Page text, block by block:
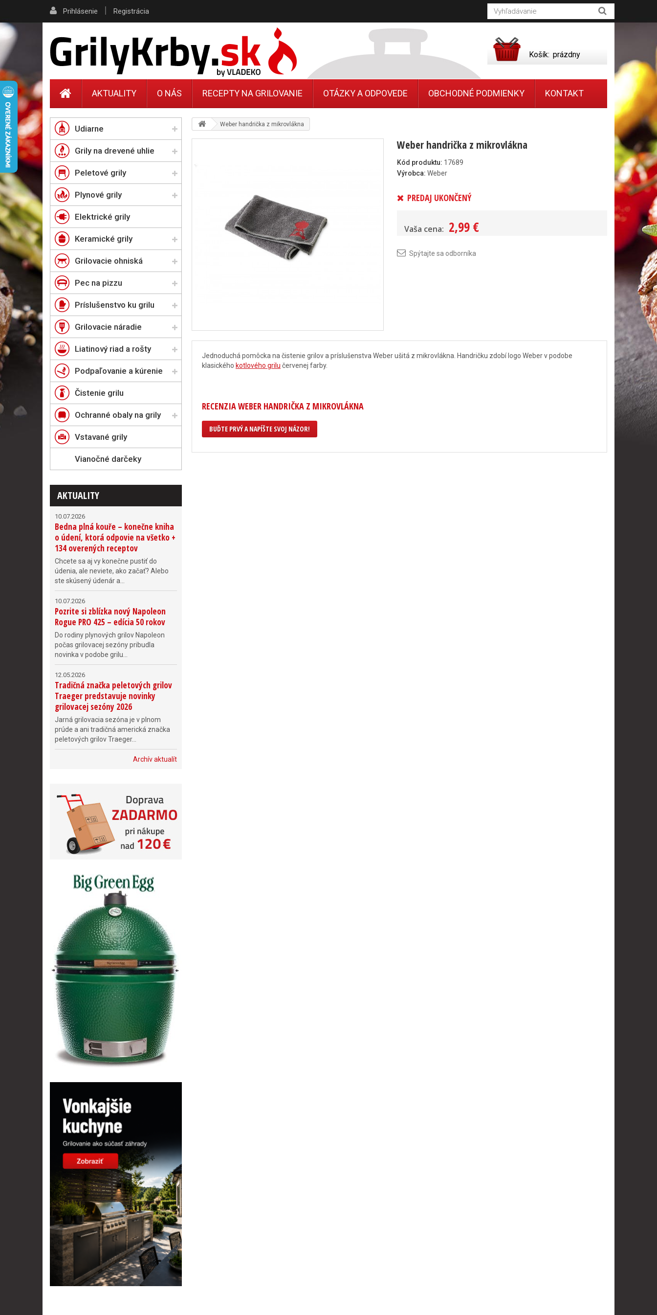
Weber handrička z mikrovlákna
Weber handrička z mikrovlákna
Kód produktu: 17689
Výrobca: Weber
PREDAJ UKONČENÝ
Vaša cena: 2,99 €
Spýtajte sa odborníka
Jednoduchá pomôcka na čistenie grilov a príslušenstva Weber ušitá z mikrovlákna. Handričku zdobí logo Weber v podobe
klasického kotlového grilu červenej farby.
RECENZIA WEBER HANDRIČKA Z MIKROVLÁKNA
BUĎTE PRVÝ A NAPÍŠTE SVOJ NÁZOR!
Udiarne
Grily na drevené uhlie
Peletové grily
Plynové grily
Elektrické grily
Keramické grily
Grilovacie ohniská
Pec na pizzu
Príslušenstvo ku grilu
Grilovacie náradie
Liatinový riad a rošty
Podpaľovanie a kúrenie
Čistenie grilu
Ochranné obaly na grily
Vstavané grily
Vianočné darčeky
AKTUALITY
10.07.2026
Bedna plná kouře – konečne kniha
o údení, ktorá odpovie na všetko +
134 overených receptov
Chcete sa aj vy konečne pustiť do
údenia, ale neviete, ako začať? Alebo
ste skúsený údenár a...
10.07.2026
Pozrite si zblízka nový Napoleon
Rogue PRO 425 – edícia 50 rokov
Do rodiny plynových grilov Napoleon
počas grilovacej sezóny pribudla
novinka v podobe grilu...
12.05.2026
Tradičná značka peletových grilov
Traeger predstavuje novinky
grilovacej sezóny 2026
Jarná grilovacia sezóna je v plnom
prúde a ani tradičná americká značka
peletových grilov Traeger...
Archív aktualít
Prihlásenie | Registrácia
Košík: prázdny
AKTUALITY O NÁS RECEPTY NA GRILOVANIE OTÁZKY A ODPOVEDE OBCHODNÉ PODMIENKY KONTAKT